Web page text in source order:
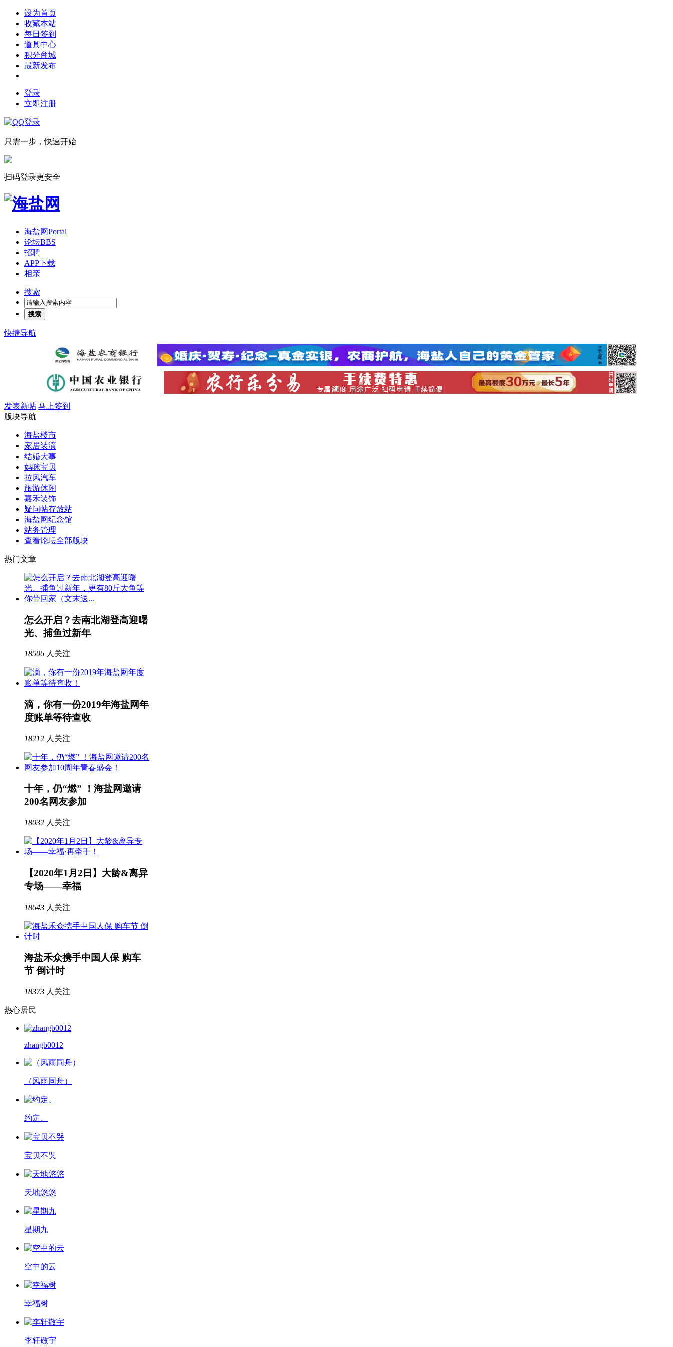
设为首页
收藏本站
每日签到
道具中心
积分商城
最新发布
登录
立即注册
只需一步，快速开始
扫码登录更安全
海盐网Portal
论坛BBS
招聘
APP下载
相亲
搜索
搜索
快捷导航
发表新帖 马上签到
版块导航
海盐楼市
家居装潢
结婚大事
妈咪宝贝
拉风汽车
旅游休闲
嘉禾装饰
疑问帖存放站
海盐网纪念馆
站务管理
查看论坛全部版块
热门文章
怎么开启？去南北湖登高迎曙
光、捕鱼过新年
18506 人关注
滴，你有一份2019年海盐网年
度账单等待查收
18212 人关注
十年，仍“燃” ！海盐网邀请
200名网友参加
18032 人关注
【2020年1月2日】大龄&离异
专场——幸福
18643 人关注
海盐禾众携手中国人保 购车
节 倒计时
18373 人关注
热心居民
zhangb0012
（风雨同舟）
约定、
宝贝不哭
天地悠悠
星期九
空中的云
幸福树
李轩敬宇